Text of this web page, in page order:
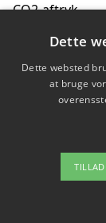
CO2-aftryk
Hvordan
hverdag
Dette
Dette websted
at bruge